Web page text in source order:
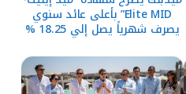
Elite MID” بأعلى عائد سنوي
يصرف شهرياً يصل إلي 18.25 %